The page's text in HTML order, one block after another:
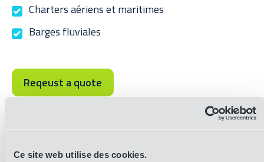
Ce site web utilise des cookies.
Charters aériens et maritimes
Barges fluviales
Reqeust a quote